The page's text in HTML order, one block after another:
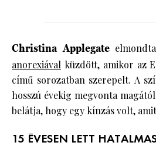
Christina Applegate
anorexiával küzdött, amikor az
című sorozatban szerepelt. A
hosszú évekig megvonta
belátja, hogy egy kínzás volt,
15 ÉVESEN LETT